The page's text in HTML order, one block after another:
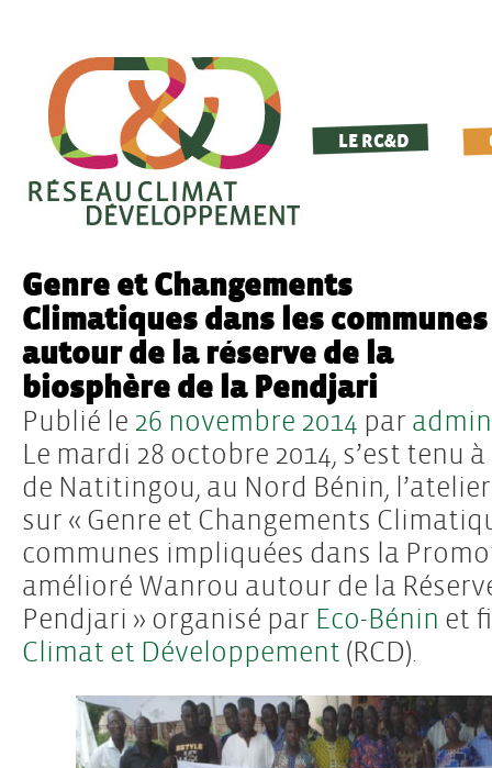
LE RC&D
Genre et Changements
Climatiques dans les communes
autour de la réserve de la
biosphère de la Pendjari
Publié le 26 novembre 2014 par admin
Le mardi 28 octobre 2014, s’est tenu
de Natitingou, au Nord Bénin,
sur « Genre et Changements
communes impliquées dans la
amélioré Wanrou autour de la
Pendjari » organisé par Eco-Bénin et
Climat et Développement (RCD).